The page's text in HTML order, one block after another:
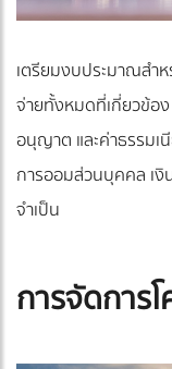
เตรียมงบประมาณสำ
จ่ายทั้งหมดที่เกี่ยวข้อ
อนุญาต และค่าธรรมเ
การออมส่วนบุคคล เงิ
จำเป็น
การจัดการ